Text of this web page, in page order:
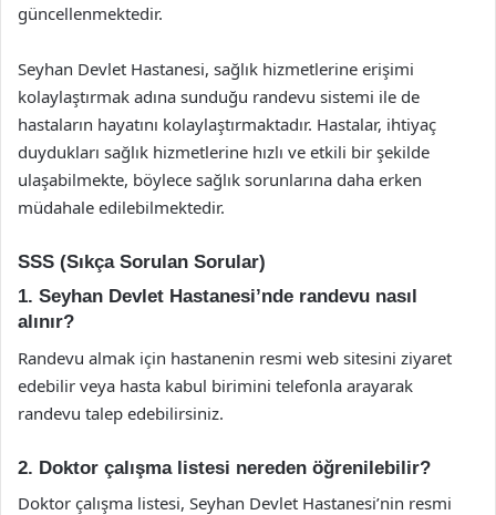
güncellenmektedir.
Seyhan Devlet Hastanesi, sağlık hizmetlerine erişimi
kolaylaştırmak adına sunduğu randevu sistemi ile de
hastaların hayatını kolaylaştırmaktadır. Hastalar, ihtiyaç
duydukları sağlık hizmetlerine hızlı ve etkili bir şekilde
ulaşabilmekte, böylece sağlık sorunlarına daha erken
müdahale edilebilmektedir.
SSS (Sıkça Sorulan Sorular)
1. Seyhan Devlet Hastanesi’nde randevu nasıl
alınır?
Randevu almak için hastanenin resmi web sitesini ziyaret
edebilir veya hasta kabul birimini telefonla arayarak
randevu talep edebilirsiniz.
2. Doktor çalışma listesi nereden öğrenilebilir?
Doktor çalışma listesi, Seyhan Devlet Hastanesi’nin resmi